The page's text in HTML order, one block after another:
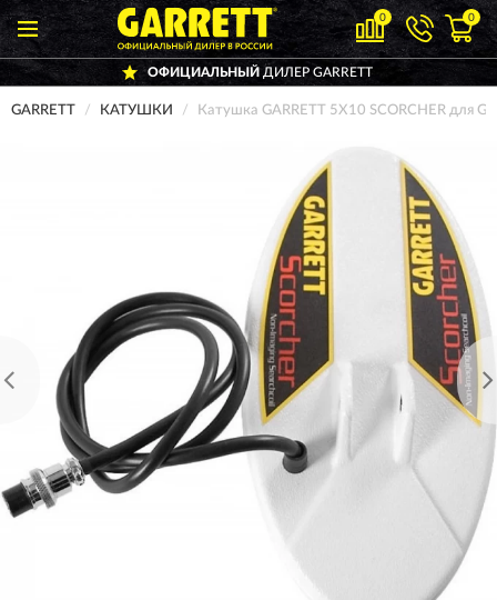
0 0
ОФИЦИАЛЬНЫЙДИЛЕР GARRETT
GARRETT КАТУШКИ Катушка GARRETT 5X10 SCORCHER для